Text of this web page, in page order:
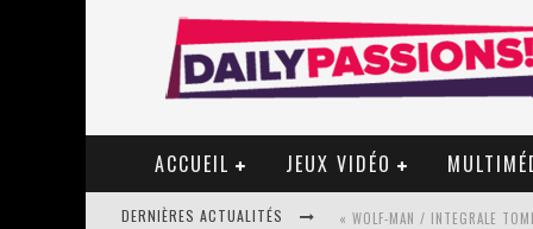
ACCUEIL JEUX VIDÉO
DERNIÈRES ACTUALITÉS « WOLF-MAN / INTEGRALE